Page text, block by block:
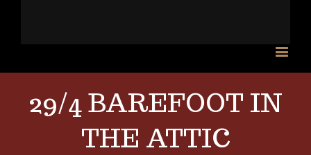
29/4 BAREFOOT IN
THE ATTIC